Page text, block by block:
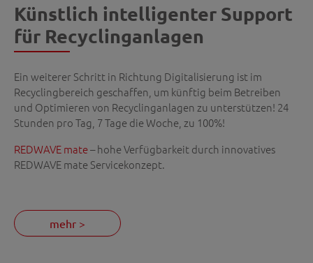
Künstlich intelligenter Support
für Recyclinganlagen
Ein weiterer Schritt in Richtung Digitalisierung ist im
Recyclingbereich geschaffen, um künftig beim Betreiben
und Optimieren von Recyclinganlagen zu unterstützen! 24
Stunden pro Tag, 7 Tage die Woche, zu 100%!
REDWAVE mate– hohe Verfügbarkeit durch innovatives
REDWAVE mate Servicekonzept.
mehr >